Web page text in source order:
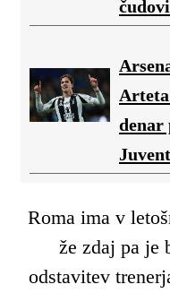
denar
Roma ima v
že zdaj pa je
odstavitev